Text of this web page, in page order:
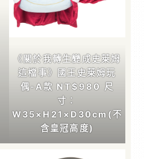
《關於我轉生變成史萊姆
這檔事》國王史萊姆玩
偶-A款 NT$980 尺
寸：
W35×H21×D30cm(不
含皇冠高度)